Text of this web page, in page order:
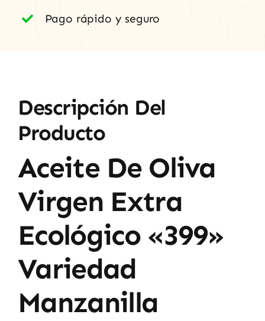
Pago rápido y seguro
Descripción Del
Producto
Aceite De Oliva
Virgen Extra
Ecológico «399»
Variedad
Manzanilla